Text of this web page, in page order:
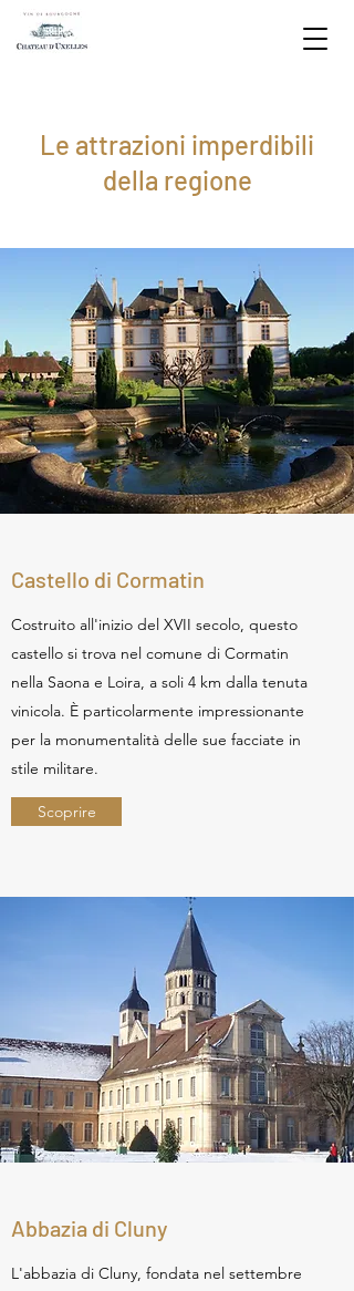
Le attrazioni imperdibili
della regione
Castello di Cormatin
Costruito all'inizio del XVII secolo, questo
castello si trova nel comune di Cormatin
nella Saona e Loira, a soli 4 km dalla tenuta
vinicola. È particolarmente impressionante
per la monumentalità delle sue facciate in
stile militare.
Scoprire
Abbazia di Cluny
L'abbazia di Cluny, fondata nel settembre